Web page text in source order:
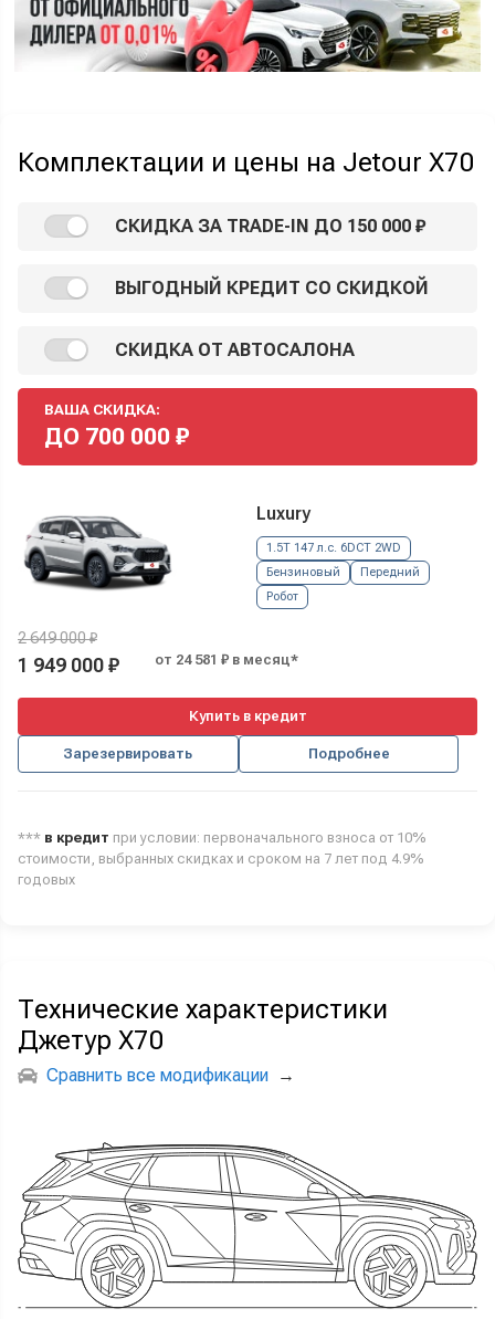
Комплектации и цены на Jetour X70
СКИДКА ЗА TRADE-IN ДО 150 000 ₽
ВЫГОДНЫЙ КРЕДИТ СО СКИДКОЙ
СКИДКА ОТ АВТОСАЛОНА
ВАША СКИДКА:
ДО 700 000 ₽
Luxury
1.5T 147 л.с. 6DCT 2WD
Бензиновый
Передний
Робот
2 649 000 ₽
1 949 000 ₽ от 24 581 ₽ в месяц*
Купить в кредит
Зарезервировать Подробнее
*** в кредит при условии: первоначального взноса от 10%
стоимости, выбранных скидках и сроком на 7 лет под 4.9%
годовых
Технические характеристики
Джетур Х70
Сравнить все модификации →